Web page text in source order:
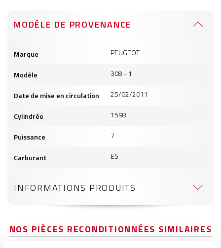
MODÈLE DE PROVENANCE
produits
Marque PEUGEOT
Modèle 308 - 1
Date de mise en circulation 25/02/2011
Cylindrée 1598
Puissance 7
Carburant ES
INFORMATIONS PRODUITS
NOS PIÈCES RECONDITIONNÉES SIMILAIRES